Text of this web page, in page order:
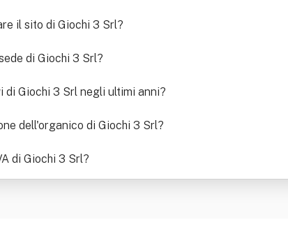
il sito di Giochi 3 Srl?
di Giochi 3 Srl?
di Giochi 3 Srl negli ultimi anni?
dell'organico di Giochi 3 Srl?
di Giochi 3 Srl?